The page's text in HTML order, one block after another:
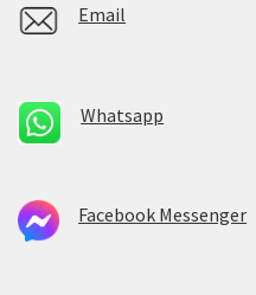
Email
Whatsapp
Facebook Messenger